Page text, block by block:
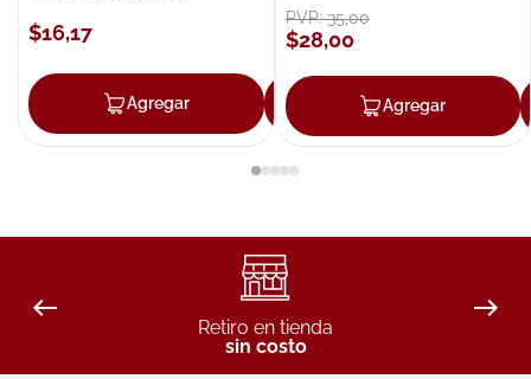
$16,17
Agregar Agregar
PVP:35,00
$28,00
Agregar
Retiro en tienda
sin costo